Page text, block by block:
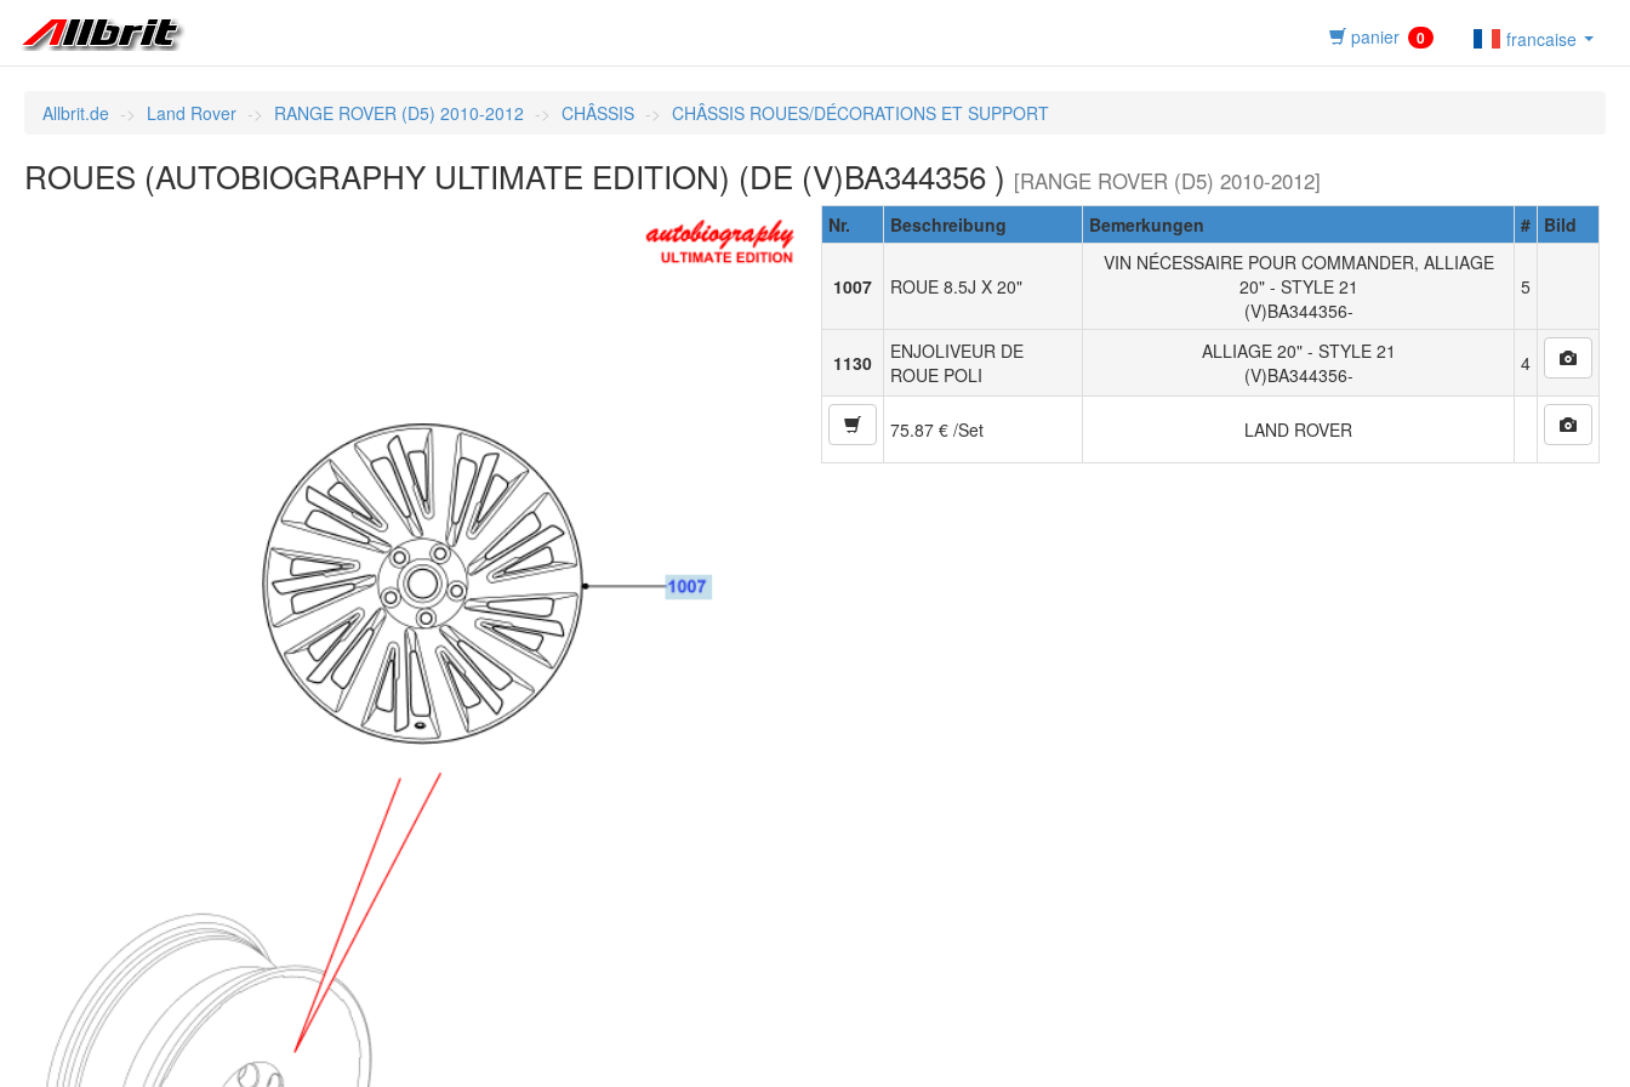
panier 0 francaise
Allbrit.de Land Rover RANGE ROVER (D5) 2010-2012 CHÂSSIS CHÂSSIS ROUES/DÉCORATIONS ET SUPPORT
ROUES (AUTOBIOGRAPHY ULTIMATE EDITION) (DE (V)BA344356 ) [RANGE ROVER (D5) 2010-2012]
Nr. Beschreibung Bemerkungen # Bild
1007 ROUE 8.5J X 20"
VIN NÉCESSAIRE POUR COMMANDER, ALLIAGE
20" - STYLE 21
(V)BA344356-
5
1130
ENJOLIVEUR DE
ROUE POLI
ALLIAGE 20" - STYLE 21
(V)BA344356-
4
75.87 € /Set LAND ROVER